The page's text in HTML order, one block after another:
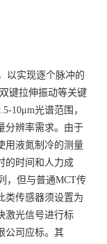
以实现逐个脉冲的
键拉伸振动等关键
10μm光谱范围，
分辨率需求。由于
用液氮制冷的测量
的时间和人力成
，但与普通MCT传
类传感器须设置为
激光信号进行标
公司应标。其